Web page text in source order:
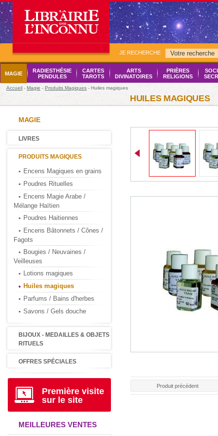
JE RECHERCHE
MAGIE
RADIESTHÉSIE
PENDULES
CARTES
TAROTS
ARTS
DIVINATOIRES
PRIÈRES
RELIGIONS
Accueil - Magie - Produits Magiques - Huiles magiques
HUILES MAGIQUES
MAGIE
LIVRES
PRODUITS MAGIQUES
Encens Magiques en grains
Poudres Rituelles
Encens Magie Arabe /
Mélange Haïtien
Poudres Haitiennes
Encens Bâtonnets / Cônes /
Fagots
Bougies / Neuvaines /
Veilleuses
Lotions magiques
Huiles magiques
Parfums / Bains d'herbes
Savons / Gels douche
BIJOUX - MEDAILLES & OBJETS
RITUELS
OFFRES SPÉCIALES
Première visite
sur le site
MEILLEURES VENTES
Produit précédent